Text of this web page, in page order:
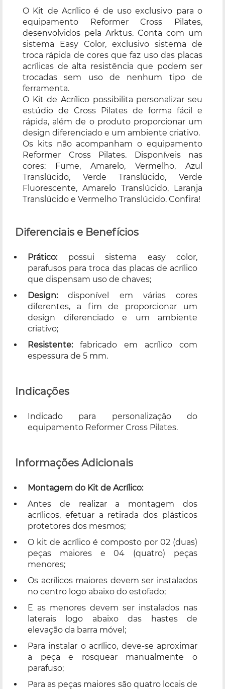
O Kit de Acrílico é de uso exclusivo para o
equipamento Reformer Cross Pilates,
desenvolvidos pela Arktus. Conta com um
sistema Easy Color, exclusivo sistema de
troca rápida de cores que faz uso das placas
acrílicas de alta resistência que podem ser
trocadas sem uso de nenhum tipo de
ferramenta.
O Kit de Acrílico possibilita personalizar seu
estúdio de Cross Pilates de forma fácil e
rápida, além de o produto proporcionar um
design diferenciado e um ambiente criativo.
Os kits não acompanham o equipamento
Reformer Cross Pilates. Disponíveis nas
cores: Fume, Amarelo, Vermelho, Azul
Translúcido, Verde Translúcido, Verde
Fluorescente, Amarelo Translúcido, Laranja
Translúcido e Vermelho Translúcido. Confira!
Diferenciais e Benefícios
Prático: possui sistema easy color,
parafusos para troca das placas de acrílico
que dispensam uso de chaves;
Design:disponível em várias cores
diferentes, a fim de proporcionar um
design diferenciado e um ambiente
criativo;
Resistente: fabricado em acrílico com
espessura de 5 mm.
Indicações
Indicado para personalização do
equipamento Reformer Cross Pilates.
Informações Adicionais
Montagem do Kit de Acrílico:
Antes de realizar a montagem dos
acrílicos, efetuar a retirada dos plásticos
protetores dos mesmos;
O kit de acrílico é composto por 02 (duas)
peças maiores e 04 (quatro) peças
menores;
Os acrílicos maiores devem ser instalados
no centro logo abaixo do estofado;
E as menores devem ser instalados nas
laterais logo abaixo das hastes de
elevação da barra móvel;
Para instalar o acrílico, deve-se aproximar
a peça e rosquear manualmente o
parafuso;
Para as peças maiores são quatro locais de